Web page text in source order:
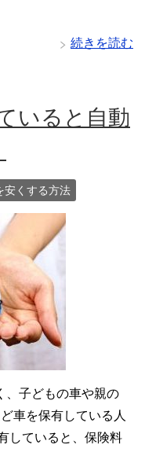
続きを読む
いると自動
安くする方法
、子どもの車や親の
車を保有している人
していると、保険料